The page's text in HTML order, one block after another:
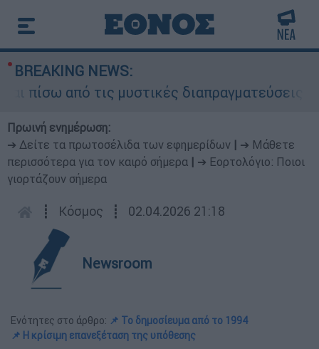
BREAKING NEWS:
από τις μυστικές διαπραγματεύσεις και
Πρωινή ενημέρωση:
➔ Δείτε τα πρωτοσέλιδα των εφημερίδων
➔ Μάθετε
περισσότερα για τον καιρό σήμερα
➔ Εορτολόγιο: Ποιοι
γιορτάζουν σήμερα
┋ Κόσμος ┋ 02.04.2026 21:18
Newsroom
Ενότητες στο άρθρο: 📌 Το δημοσίευμα από το 1994
📌 Η κρίσιμη επανεξέταση της υπόθεσης